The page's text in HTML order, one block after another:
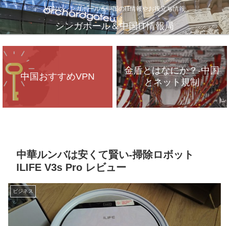
VPNやシンガポール＆中国のIT情報やお役立ち情報
シンガポール＆中国IT情報局
中国おすすめVPN
金盾とはなにか？-中国
とネット規制
中華ルンバは安くて賢い-掃除ロボット
ILIFE V3s Pro レビュー
ビジネス